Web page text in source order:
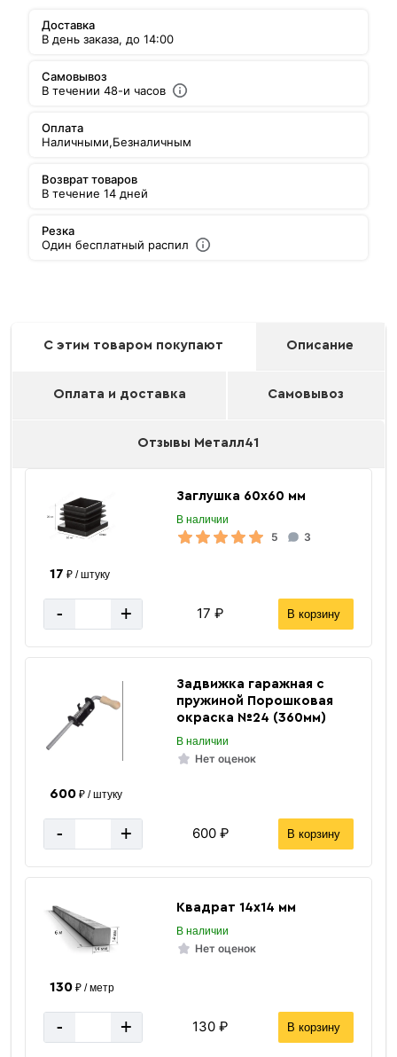
Доставка
В день заказа, до 14:00
Самовывоз
В течении 48-и часов
Оплата
Наличными,Безналичным
Возврат товаров
В течение 14 дней
Резка
Один бесплатный распил
С этим товаром покупают Описание
Оплата и доставка Самовывоз
Отзывы Металл41
Заглушка 60х60 мм
В наличии
5 3
17 ₽ / штуку
- + 17 ₽ В корзину
Задвижка гаражная с
пружиной Порошковая
окраска №24 (360мм)
В наличии
Нет оценок
600₽ / штуку
- + 600 ₽ В корзину
Квадрат 14х14 мм
В наличии
Нет оценок
130₽ / метр
- + 130 ₽ В корзину